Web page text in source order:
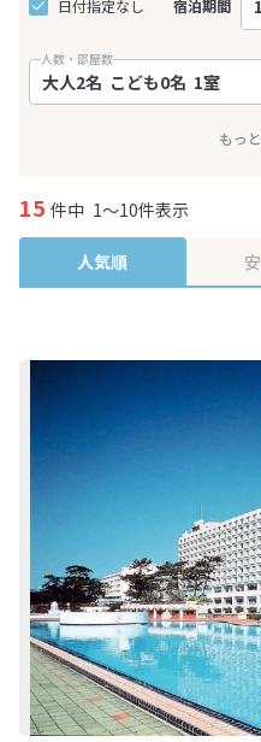
日付指定なし 宿泊期間
人数・部屋数
もっ
15 件中 1～10件表示
人気順